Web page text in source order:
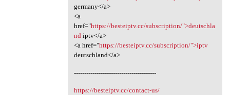
germany</a>
<a
href="https://besteiptv.cc/subscription/">deutschla
ndiptv</a>
<a href="https://besteiptv.cc/subscription/">iptv
deutschland</a>
----------------------------------------
https://besteiptv.cc/contact-us/